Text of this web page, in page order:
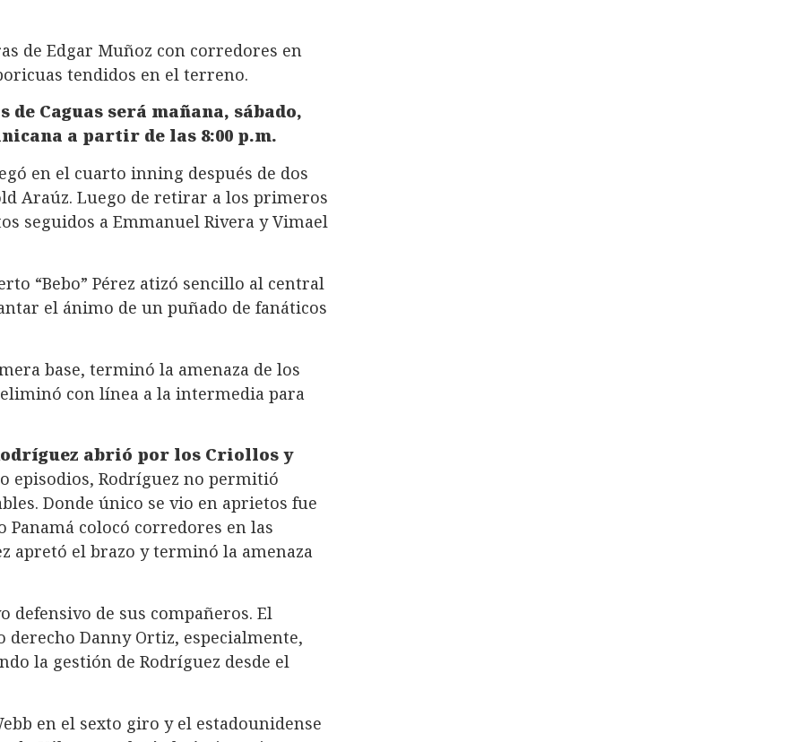
de Edgar Muñoz con corredores en
tendidos en el terreno.
Caguas será mañana, sábado,
a partir de las 8:00 p.m.
en el cuarto inning después de dos
Araúz. Luego de retirar a los primeros
seguidos a Emmanuel Rivera y Vimael
“Bebo” Pérez atizó sencillo al central
el ánimo de un puñado de fanáticos
base, terminó la amenaza de los
con línea a la intermedia para
abrió por los Criollos y
episodios, Rodríguez no permitió
Donde único se vio en aprietos fue
colocó corredores en las
apretó el brazo y terminó la amenaza
defensivo de sus compañeros. El
Danny Ortiz, especialmente,
la gestión de Rodríguez desde el
en el sexto giro y el estadounidense